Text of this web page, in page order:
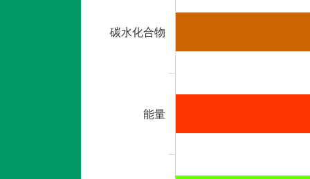
碳水化合物
能量